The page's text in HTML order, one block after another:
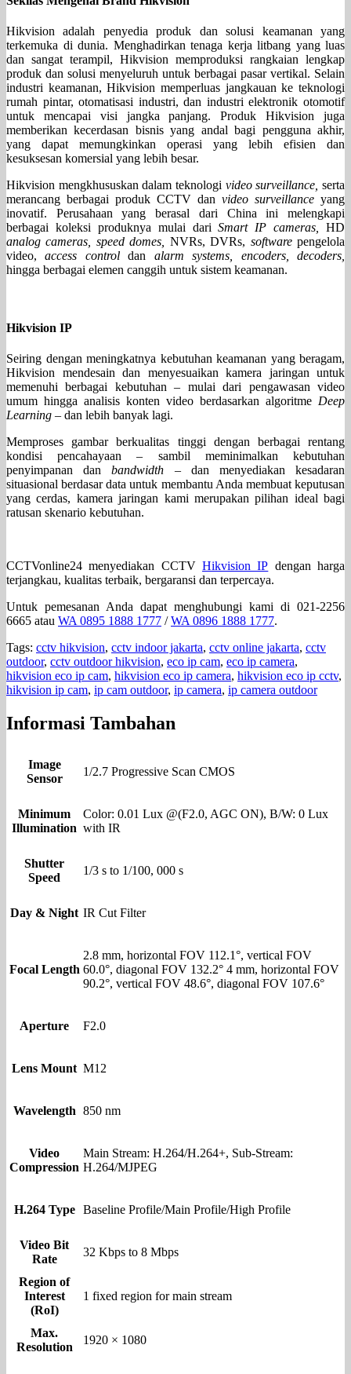
Hikvision adalah penyedia produk dan solusi keamanan yang
terkemuka di dunia. Menghadirkan tenaga kerja litbang yang luas
dan sangat terampil, Hikvision memproduksi rangkaian lengkap
produk dan solusi menyeluruh untuk berbagai pasar vertikal. Selain
industri keamanan, Hikvision memperluas jangkauan ke teknologi
rumah pintar, otomatisasi industri, dan industri elektronik otomotif
untuk mencapai visi jangka panjang. Produk Hikvision juga
memberikan kecerdasan bisnis yang andal bagi pengguna akhir,
yang dapat memungkinkan operasi yang lebih efisien dan
kesuksesan komersial yang lebih besar.
Hikvision mengkhususkan dalam teknologi video surveillance, serta
merancang berbagai produk CCTV dan video surveillance yang
inovatif. Perusahaan yang berasal dari China ini melengkapi
berbagai koleksi produknya mulai dariSmart IP cameras, HD
analog cameras, speed domes, NVRs, DVRs, softwarepengelola
video,access controldan alarm systems, encoders, decoders,
hingga berbagai elemen canggih untuk sistem keamanan.
Hikvision IP
Seiring dengan meningkatnya kebutuhan keamanan yang beragam,
Hikvision mendesain dan menyesuaikan kamera jaringan untuk
memenuhi berbagai kebutuhan – mulai dari pengawasan video
umum hingga analisis konten video berdasarkan algoritme Deep
Learning – dan lebih banyak lagi.
Memproses gambar berkualitas tinggi dengan berbagai rentang
kondisi pencahayaan – sambil meminimalkan kebutuhan
penyimpanan danbandwidth – dan menyediakan kesadaran
situasional berdasar data untuk membantu Anda membuat keputusan
yang cerdas, kamera jaringan kami merupakan pilihan ideal bagi
ratusan skenario kebutuhan.
CCTVonline24 menyediakan CCTV Hikvision IP dengan harga
terjangkau, kualitas terbaik, bergaransi dan terpercaya.
Untuk pemesanan Anda dapat menghubungi kami di 021-2256
6665 atau WA 0895 1888 1777 /WA 0896 1888 1777.
Tags: cctv hikvision, cctv indoor jakarta, cctv online jakarta, cctv
outdoor, cctv outdoor hikvision, eco ip cam, eco ip camera,
hikvision eco ip cam, hikvision eco ip camera, hikvision eco ip cctv,
hikvision ip cam, ip cam outdoor, ip camera, ip camera outdoor
Informasi Tambahan
Image
Sensor
1/2.7 Progressive Scan CMOS
Minimum
Illumination
Color: 0.01 Lux @(F2.0, AGC ON), B/W: 0 Lux
with IR
Shutter
Speed
1/3 s to 1/100, 000 s
Day & Night IR Cut Filter
Focal Length
2.8 mm, horizontal FOV 112.1°, vertical FOV
60.0°, diagonal FOV 132.2° 4 mm, horizontal FOV
90.2°, vertical FOV 48.6°, diagonal FOV 107.6°
Aperture F2.0
Lens Mount M12
Wavelength 850 nm
Video
Compression
Main Stream: H.264/H.264+, Sub-Stream:
H.264/MJPEG
H.264 Type Baseline Profile/Main Profile/High Profile
Video Bit
Rate
32 Kbps to 8 Mbps
Region of
Interest
(RoI)
1 fixed region for main stream
Max.
Resolution
1920 × 1080